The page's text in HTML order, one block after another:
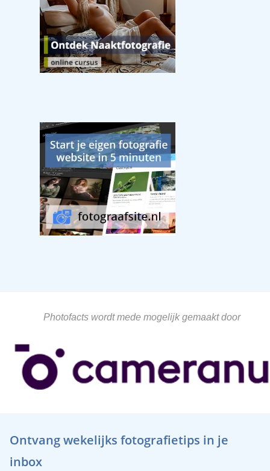
Photofacts wordt mede mogelijk gemaakt door
Ontvang wekelijks fotografietips in je
inbox